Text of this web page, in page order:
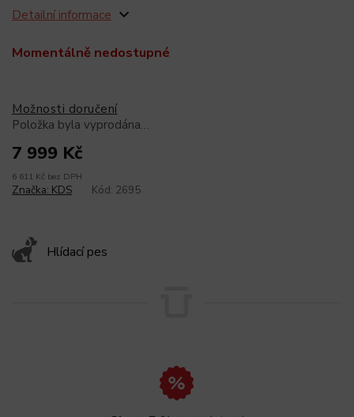
7 999 Kč
6 611 Kč bez DPH
Momentálně nedostupné
Možnosti doručení
Položka byla vyprodána…
Detailní informace
Hlídací pes
Značka: KDS Kód: 2695